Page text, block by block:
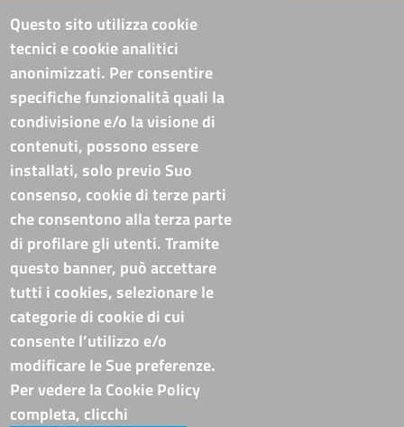
Riferimenti
Sede Legale: Corso XVIII Agosto, 34 - 85100 Potenza
Sede Secondaria: Via Lucana, 82 - 75100 Matera
Tel. Sede Legale: 0971/412111
Tel. Sede Secondaria: 0835/338411
C.F./P.IVA: 02019590765
Codi. univoco ufficio fatt. elettronica: T94M75
cameradicommercio@pec.basilicata.camcom.it
Pubblicità e trasparenza
Amministrazione Trasparente
Albo online
Bandi di concorso
Codice disciplinare e codice di condotta
Avvisi e bandi
Piattaforma TRASPARE E ALBO FORNITORI
Avvisi e atti di altre Amministrazioni
Questo sito utilizza cookie
tecnici e cookie analitici
anonimizzati. Per consentire
specifiche funzionalità quali la
condivisione e/o la visione di
contenuti, possono essere
installati, solo previo Suo
consenso, cookie di terze parti
che consentono alla terza parte
di profilare gli utenti. Tramite
questo banner, può accettare
tutti i cookies, selezionare le
categorie di cookie di cui
consente l’utilizzo e/o
modificare le Sue preferenze.
Per vedere la Cookie Policy
completa, clicchi